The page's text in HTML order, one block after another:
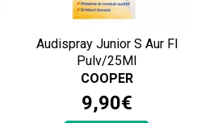
Audispray Junior S Aur Fl
Pulv/25Ml
COOPER
9,90€